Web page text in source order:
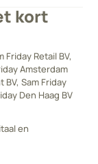
kort
Friday Retail BV,
Amsterdam
BV, Sam Friday
Den Haag BV
en